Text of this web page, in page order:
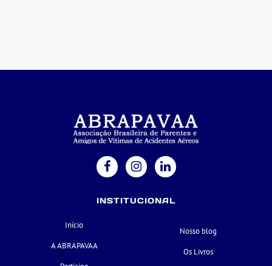
INSTITUCIONAL
Início
A ABRAPAVAA
Nosso blog
Os Livros